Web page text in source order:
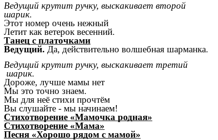
Ведущий крутит ручку, выскакивает второй
шарик.
Этот номер очень нежный
Летит как ветерок весенний.
Танец с платочками
Ведущий. Да, действительно волшебная шарманка.
Ведущий крутит ручку, выскакивает третий
шарик.
Дороже, лучше мамы нет
Мы это точно знаем.
Мы для неё стихи прочтём
Вы слушайте - мы начинаем!
Стихотворение «Мамочка родная»
Стихотворение «Мама»
Песня «Хорошо рядом с мамой»